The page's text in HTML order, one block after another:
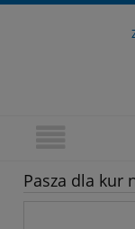
Pasza dla kur